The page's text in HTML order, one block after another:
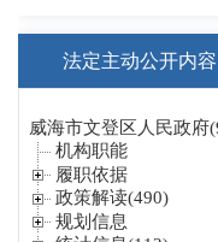
法定主动公开内容